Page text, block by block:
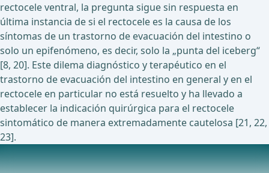
rectocele ventral, la pregunta sigue sin respuesta en
última instancia de si el rectocele es la causa de los
síntomas de un trastorno de evacuación del intestino o
solo un epifenómeno, es decir, solo la „punta del iceberg“
[8, 20]. Este dilema diagnóstico y terapéutico en el
trastorno de evacuación del intestino en general y en el
rectocele en particular no está resuelto y ha llevado a
establecer la indicación quirúrgica para el rectocele
sintomático de manera extremadamente cautelosa [21, 22,
23].
Estudios en curso actualmente sobre este tema